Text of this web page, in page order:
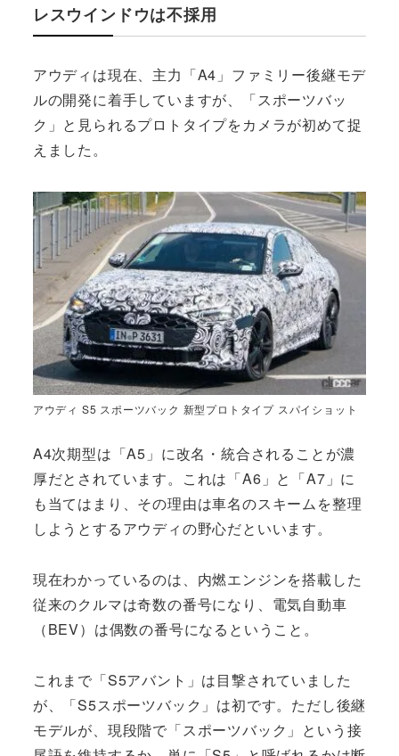
レスウインドウは不採用
アウディは現在、主力「A4」ファミリー後継モデ
ルの開発に着手していますが、「スポーツバッ
ク」と見られるプロトタイプをカメラが初めて捉
えました。
アウディ S5 スポーツバック 新型プロトタイプ スパイショット
A4次期型は「A5」に改名・統合されることが濃
厚だとされています。これは「A6」と「A7」に
も当てはまり、その理由は車名のスキームを整理
しようとするアウディの野心だといいます。
現在わかっているのは、内燃エンジンを搭載した
従来のクルマは奇数の番号になり、電気自動車
（BEV）は偶数の番号になるということ。
これまで「S5アバント」は目撃されていました
が、「S5スポーツバック」は初です。ただし後継
モデルが、現段階で「スポーツバック」という接